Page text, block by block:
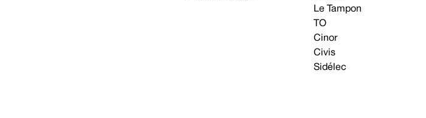
Le Tampon
TO
Cinor
Civis
Sidélec